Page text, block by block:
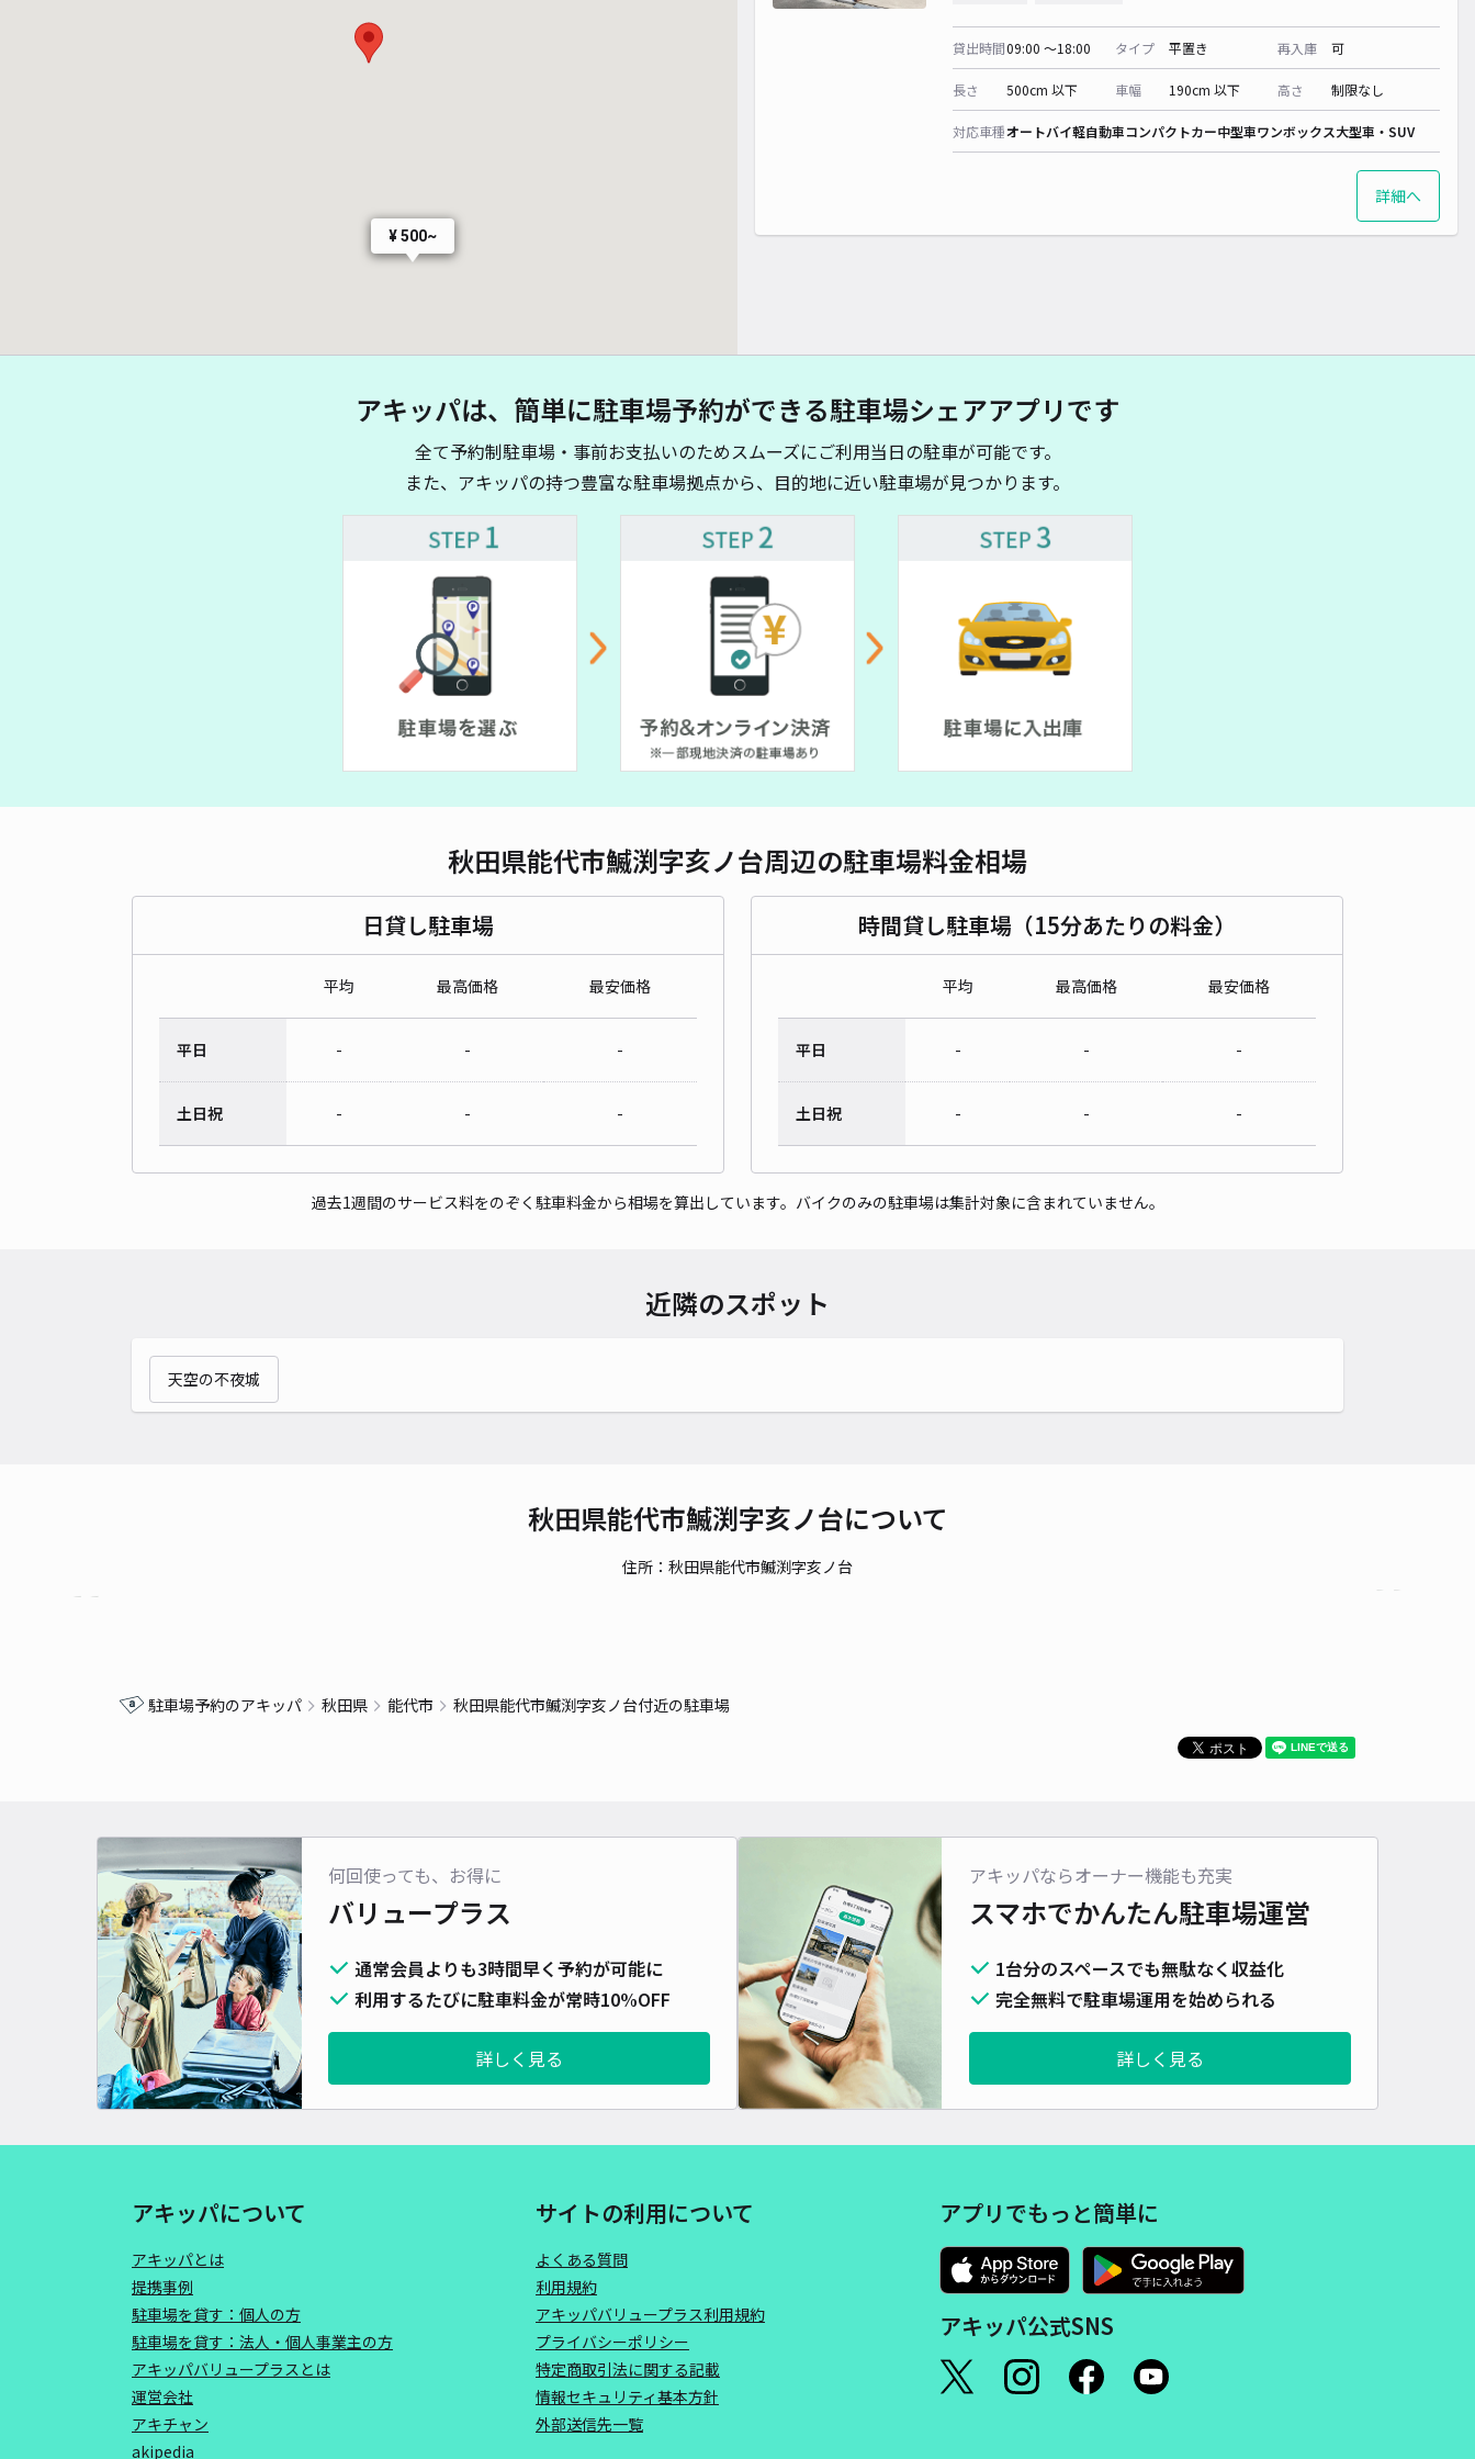
¥ 500~
貸出時間09:00 〜18:00 タイプ 平置き 再入庫 可
長さ 500cm 以下 車幅 190cm 以下 高さ 制限なし
対応車種オートバイ軽自動車コンパクトカー中型車ワンボックス大型車・SUV
詳細へ
アキッパは、簡単に駐車場予約ができる駐車場シェアアプリです
全て予約制駐車場・事前お支払いのためスムーズにご利用当日の駐車が可能です。
また、アキッパの持つ豊富な駐車場拠点から、目的地に近い駐車場が見つかります。
秋田県能代市鰄渕字亥ノ台周辺の駐車場料金相場
日貸し駐車場
平均 最高価格 最安価格
平日 - - -
土日祝 - - -
時間貸し駐車場（15分あたりの料金）
平均 最高価格 最安価格
平日 - - -
土日祝 - - -
過去1週間のサービス料をのぞく駐車料金から相場を算出しています。バイクのみの駐車場は集計対象に含まれていません。
近隣のスポット
天空の不夜城
秋田県能代市鰄渕字亥ノ台について
住所：秋田県能代市鰄渕字亥ノ台
駐車場予約のアキッパ 秋田県 能代市 秋田県能代市鰄渕字亥ノ台付近の駐車場
何回使っても、お得に
バリュープラス
通常会員よりも3時間早く予約が可能に
利用するたびに駐車料金が常時10%OFF
詳しく見る
アキッパならオーナー機能も充実
スマホでかんたん駐車場運営
1台分のスペースでも無駄なく収益化
完全無料で駐車場運用を始められる
詳しく見る
アキッパについて
アキッパとは
提携事例
駐車場を貸す：個人の方
駐車場を貸す：法人・個人事業主の方
アキッパバリュープラスとは
運営会社
アキチャン
akipedia
サイトの利用について
よくある質問
利用規約
アキッパバリュープラス利用規約
プライバシーポリシー
特定商取引法に関する記載
情報セキュリティ基本方針
外部送信先一覧
アプリでもっと簡単に
アキッパ公式SNS